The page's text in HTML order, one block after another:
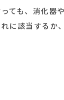
ても、消化器や
に該当するか